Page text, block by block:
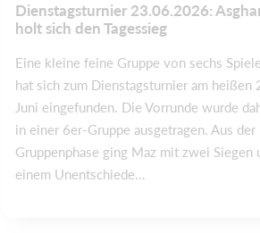
Dienstagsturnier 23.06.2026:
holt sich den Tagessieg
Eine kleine feine Gruppe von sechs
hat sich zum Dienstagsturnier am heißen
Juni eingefunden. Die Vorrunde wurde
in einer 6er-Gruppe ausgetragen. Aus der
Gruppenphase ging Maz mit zwei Siegen
einem Unentschiede...